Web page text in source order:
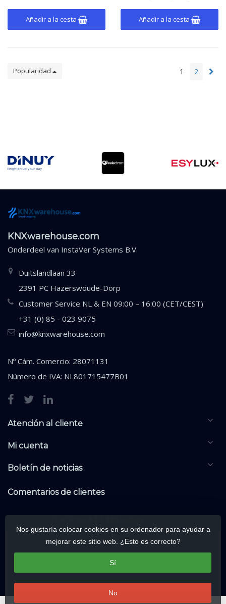
Añadir a la cesta Añadir a la cesta
Popularidad 1 2
KNXwarehouse.com
Onderdeel van InstaVer Systems B.V.
Duitslandlaan 33
2391 PC Hazerswoude-Dorp
Customer Service NL & EN 09:00 – 16:00 (CET/CEST)
+31 (0) 85 - 023 9075
info@knxwarehouse.com
Nº Cám. Comercio: 28071131
Número de IVA: NL801715477B01
Atención al cliente
Mi cuenta
Boletín de noticias
Comentarios de clientes
Nos gustaría colocar cookies en su ordenador para ayudar a
mejorar este sitio web. ¿Esto es correcto?
Sí
No